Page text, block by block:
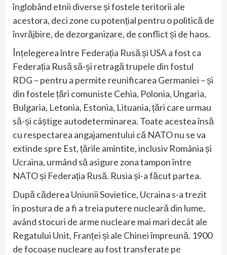
înglobând etnii diverse și fostele teritorii ale
acestora, deci zone cu potențial pentru o politică de
învrăjbire, de dezorganizare, de conflict și de haos.
Înțelegerea între Federația Rusă și USA a fost ca
Federația Rusă să-și retragă trupele din fostul
RDG – pentru a permite reunificarea Germaniei – și
din fostele țări comuniste Cehia, Polonia, Ungaria,
Bulgaria, Letonia, Estonia, Lituania, țări care urmau
să-și câștige autodeterminarea. Toate acestea însă
cu respectarea angajamentului că NATO nu se va
extinde spre Est, țările amintite, inclusiv România și
Ucraina, urmând să asigure zona tampon între
NATO și Federația Rusă. Rusia și-a făcut partea.
După căderea Uniunii Sovietice, Ucraina s-a trezit
în postura de a fi a treia putere nucleară din lume,
având stocuri de arme nucleare mai mari decât ale
Regatului Unit, Franței și ale Chinei împreună. 1900
de focoase nucleare au fost transferate pe